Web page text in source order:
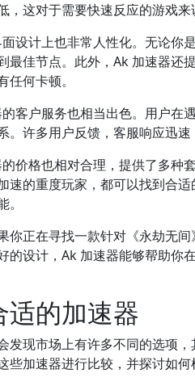
，这对于需要快速反应的游戏来
设计上也非常人性化。无论你
最佳节点。此外，Ak 加速器还
何卡顿。
客户服务也相当出色。用户在
。许多用户反馈，客服响应迅
价格也相对合理，提供了多种
速的重度玩家，都可以找到合
你正在寻找一款针对《永劫无
的设计，Ak 加速器能够帮助你
适的加速器
发现市场上有许多不同的选项
些加速器进行比较，并探讨如何